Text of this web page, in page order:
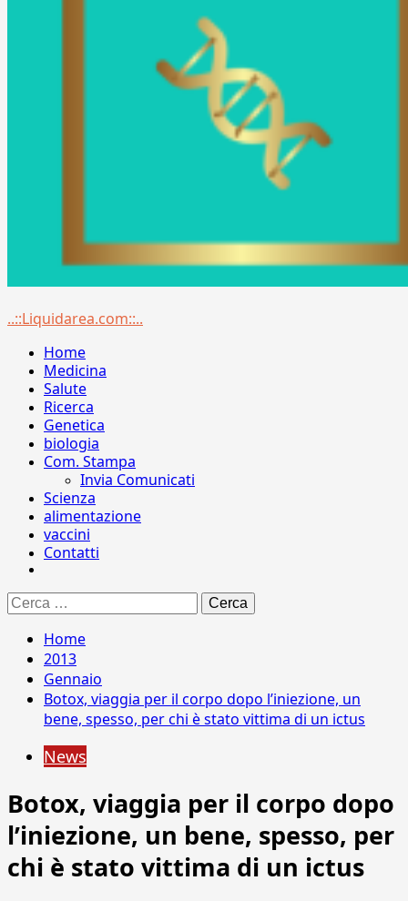
Menu
..::Liquidarea.com::..
Home
Medicina
Salute
Ricerca
Genetica
biologia
Com. Stampa
Invia Comunicati
Scienza
alimentazione
vaccini
Contatti
Ricerca
per:
Home
2013
Gennaio
Botox, viaggia per il corpo dopo l’iniezione, un
bene, spesso, per chi è stato vittima di un ictus
News
Botox, viaggia per il corpo dopo
l’iniezione, un bene, spesso, per
chi è stato vittima di un ictus